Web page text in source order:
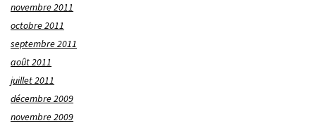
novembre 2011
octobre 2011
septembre 2011
août 2011
juillet 2011
décembre 2009
novembre 2009